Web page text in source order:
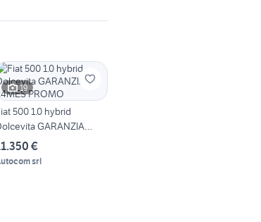
19
500 1.0 hybrid
GARANZIA
PROMO
€
srl